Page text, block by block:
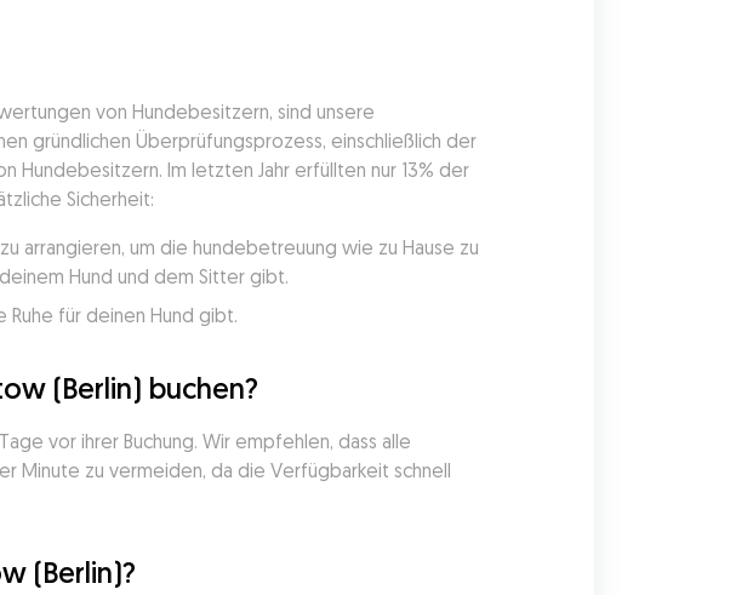
von Hundebesitzern, sind unsere
gründlichen Überprüfungsprozess, einschließlich der
Hundebesitzern. Im letzten Jahr erfüllten nur 13% der
Sicherheit:
arrangieren, um die hundebetreuung wie zu Hause zu
Hund und dem Sitter gibt.
für deinen Hund gibt.
(Berlin) buchen?
vor ihrer Buchung. Wir empfehlen, dass alle
Minute zu vermeiden, da die Verfügbarkeit schnell
(Berlin)?